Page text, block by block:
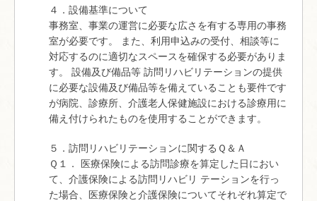
４．設備基準について
事務室、事業の運営に必要な広さを有する専用の事務
室が必要です。 また、利用申込みの受付、相談等に
対応するのに適切なスペースを確保する必要がありま
す。 設備及び備品等 訪問リハビリテーションの提供
に必要な設備及び備品等を備えていることも要件です
が病院、診療所、介護老人保健施設における診療用に
備え付けられたものを使用することができます。
５．訪問リハビリテーションに関するＱ＆Ａ
Ｑ１． 医療保険による訪問診療を算定した日におい
て、介護保険による訪問リハビリ テーションを行っ
た場合、医療保険と介護保険についてそれぞれ算定で